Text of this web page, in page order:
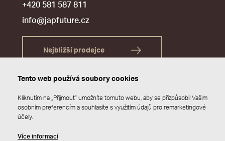
+420 581 587 811
info@japfuture.cz
Nejbližší prodejce
Tento web používá soubory cookies
Kliknutím na „Přijmout“ umožníte tomuto webu, aby se přizpůsobil Vašim
osobním preferencím a souhlasíte s využitím údajů pro remarketingové
účely.
Více informací